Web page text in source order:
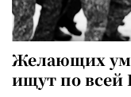
Желающих
ищут по всей